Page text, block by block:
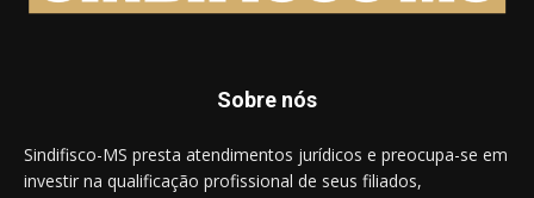
Sobre nós
Sindifisco-MS presta atendimentos jurídicos e preocupa-se em
investir na qualificação profissional de seus filiados,